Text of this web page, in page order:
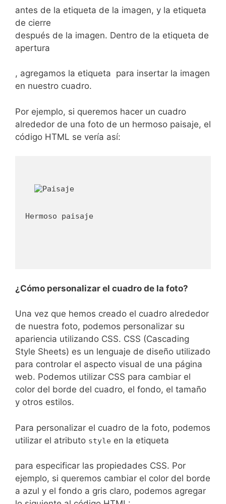
antes de​ la etiqueta de la imagen, y la​ etiqueta
de cierre
después de ⁣la imagen. Dentro de la etiqueta de
apertura
, agregamos la ⁢etiqueta para insertar la imagen
en nuestro​ cuadro.
Por ejemplo, si queremos hacer‍ un cuadro
alrededor de una ‌foto de un hermoso paisaje,⁣ el
código HTML se ⁢vería así:
Hermoso paisaje
¿Cómo personalizar el cuadro de la foto?
Una vez que hemos creado el ‍cuadro alrededor
de ⁤nuestra foto, podemos personalizar su
apariencia utilizando CSS.⁤ CSS (Cascading
Style Sheets) es un lenguaje de diseño utilizado
para⁢ controlar el aspecto visual de una página
web. ⁣Podemos utilizar CSS para‌ cambiar el
color del borde del⁤ cuadro, el fondo, el tamaño
y⁣ otros estilos.
Para personalizar⁤ el⁣ cuadro de la foto, podemos
utilizar el atributo style en ‍la etiqueta
para especificar ‌las propiedades CSS. Por
ejemplo, si queremos cambiar el color del borde
a azul y el fondo a gris claro, podemos agregar